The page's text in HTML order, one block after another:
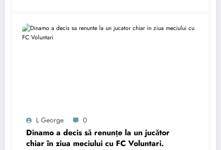
L George 0
Dinamo a decis să renunțe la un jucător
chiar în ziua meciului cu FC Voluntari.